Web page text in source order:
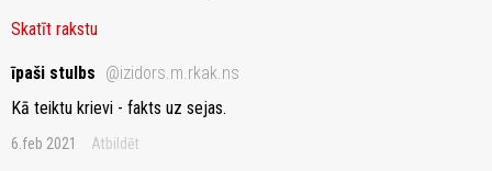
Skatīt rakstu
īpaši stulbs @izidors.m.rkak.ns
Kā teiktu krievi - fakts uz sejas.
6.feb 2021 Atbildēt